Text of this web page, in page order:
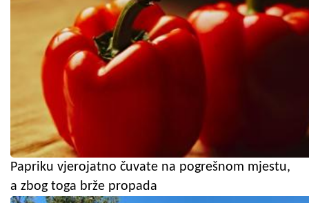
Papriku vjerojatno čuvate na pogrešnom mjestu,
a zbog toga brže propada